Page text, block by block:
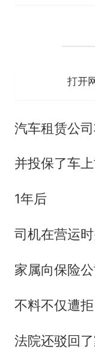
打开
汽车租赁公
并投保了车
1年后
司机在营运
家属向保险
不料不仅遭拒
法院还驳回